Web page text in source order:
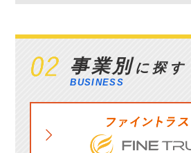
事業別に探す
BUSINESS